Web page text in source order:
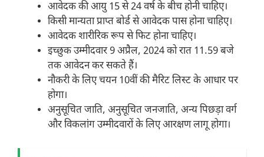
आवेदक की आयु 15 से 24 वर्ष के बीच होनी चाहिए।
किसी मान्यता प्राप्त बोर्ड से आवेदक पास होना चाहिए।
आवेदक शारीरिक रूप से फिट होना चाहिए।
इच्छुक उम्मीदवार 9 अप्रैल, 2024 को रात 11.59 बजे
तक आवेदन कर सकते हैं।
नौकरी के लिए चयन 10वीं की मैरिट लिस्ट के आधार पर
होगा।
अनुसूचित जाति, अनुसूचित जनजाति, अन्य पिछड़ा वर्ग
और विकलांग उम्मीदवारों के लिए आरक्षण लागू होगा।